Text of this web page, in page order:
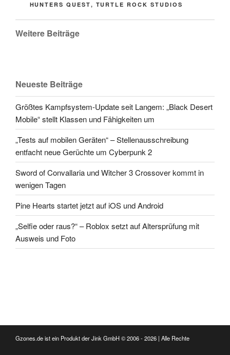
HUNTERS QUEST, TURTLE ROCK STUDIOS
Weitere Beiträge
Neueste Beiträge
Größtes Kampfsystem-Update seit Langem: „Black Desert
Mobile“ stellt Klassen und Fähigkeiten um
„Tests auf mobilen Geräten“ – Stellenausschreibung
entfacht neue Gerüchte um Cyberpunk 2
Sword of Convallaria und Witcher 3 Crossover kommt in
wenigen Tagen
Pine Hearts startet jetzt auf iOS und Android
„Selfie oder raus?“ – Roblox setzt auf Altersprüfung mit
Ausweis und Foto
Gzones.de ist ein Produkt der Jink GmbH © 2006 - 2026 | Alle Rechte